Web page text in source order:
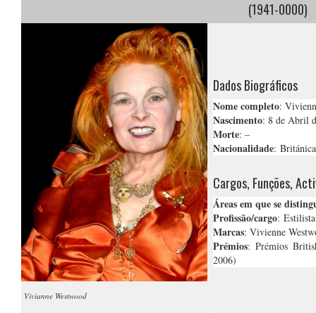
(1941-0000)
Vivianne Westwood
Dados Biográficos
Nome completo:
Nascimento: 8 de Abril
Morte: –
Nacionalidade: Británica
Cargos, Funções,
Áreas em que se
Profissão/cargo: Estilista
Marcas: Vivienne
Prémios: Prémios
2006)